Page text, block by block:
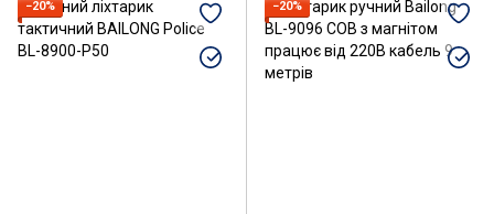
−20% −20%